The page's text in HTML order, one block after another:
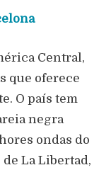
Central,
que oferece
O país tem
negra
ondas do
La Libertad,